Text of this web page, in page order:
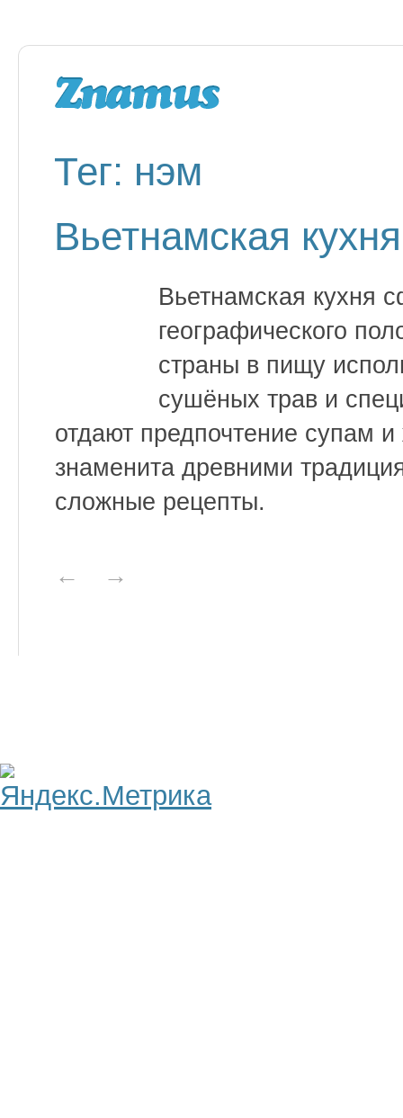
Тег: нэм
Вьетнамская
Вьетнамская кухня
географического
страны в пищу
сушёных трав и
отдают предпочтение супам
знаменита древними
сложные рецепты.
← →